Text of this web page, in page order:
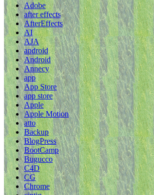
Adobe
after effects
AfterEffects
AI
AJA
android
Android
Annecy
app
App Store
app store
Apple
Apple Motion
atto
Backup
BlogPress
BootCamp
Bugucco
C4D
CG
Chrome